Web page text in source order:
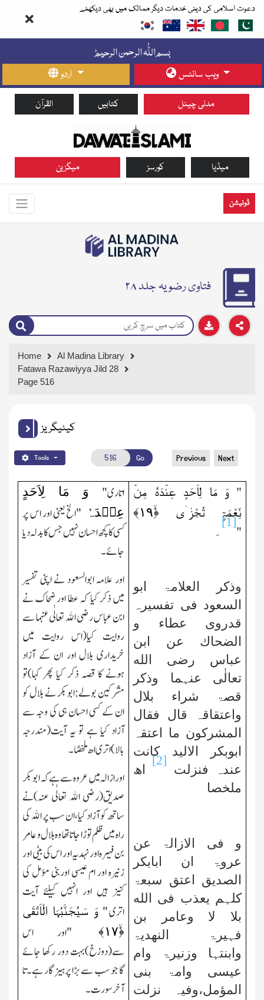
دعوت اسلامی کی دینی خدمات دیگر ممالک میں بھی دیکھئے
اردو ویب سائٹس
القرآن کتابیں مدنی چینل
میگزین کورسز میڈیا
ڈونیشن
فتاوی رضویہ جلد ۲۸
Home
Al Madina Library
Fatawa Razawiyya Jild 28
Page 516
کیٹیگریز
Tools Go Previous Next
" وَ مَا لِاَحَدٍ عِنۡدَہٗ مِنۡ
نِّعْمَۃٍ تُجْزٰۤی ﴿ۙ۱۹﴾
"
[1]
۔
وذکر العلامۃ ابو
السعود فی تفسیرہ
قدروی عطاء و
الضحاك عن ابن
عباس رضی الله
تعالٰی عنہما وذکر
قصۃ شراء بلال
واعتقاقہ قال فقال
المشرکون ما اعتقہ
ابوبکر الالید کانت
عندہ فنزلت
[2]
اھ
ملخصا
و فی الازالۃ عن
عروۃ ان ابابکر
الصدیق اعتق سبعۃ
کلہم یعذب فی الله
بلا لا وعامر بن
فہیرۃ النھدیۃ
وابنتہا وزنیرۃ وام
عیسی وامۃ بنی
المؤمل،وفیہ نزلت
اتاری" وَ مَا لِاَحَدٍ
عِنۡدَہٗ "الخ یعنی اور اس پر
کسی کا کچھ احسان نہیں جس کا بدلہ دیا
جائے۔
اور علامہ ابوالسعود نے اپنی تفسیر
میں ذکر کیا کہ عطا اور ضحاك نے
ابن عباسرضی الله تعالٰی عنہماسے
روایت کیا(اس روایت میں
خریداری بلال اور ان کے آزاد
ہونے کا قصہ ذکر کیا پھر کہا)تو
مشرکین بولے:ابوبکر نے بلال کو
ان کے کسی احسانہی کی وجہ سے
آزاد کیا ہے تو یہ آیت(مندرجہ
بالا) اتری اھ ملخصًا۔
اور ازالہ میں عروہ سے ہے کہ ابوبکر
صدیق(رضی الله تعالٰی عنہ)نے
ساتھ کو آزاد کیا،ان سب پر الله کی
راہ میں ظلم توڑا جاتا تھا وہ بلال و عامر
بن فہیرہ اور نہدیہ اور اس کی بیٹی اور
زنیرہ اور ام عیسی اوربنی مؤمل کی
کنیز ہیں اور انہیں کیلئے آیت
اتری" وَ سَیُجَنَّبُہَا الْاَتْقَی
﴿ۙ۱۷﴾ "اور اس
سے(دوزخ)بہت دور رکھا جائے
گا جو سب سے بڑا پرہیز گار ہے۔تا
آخر سورت۔